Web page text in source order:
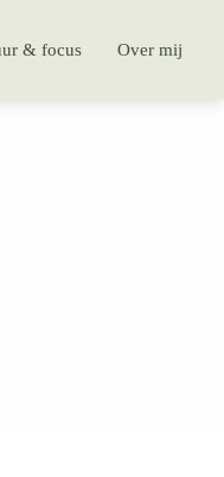
& focus Over mij